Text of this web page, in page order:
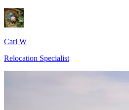
Carl W
Relocation Specialist